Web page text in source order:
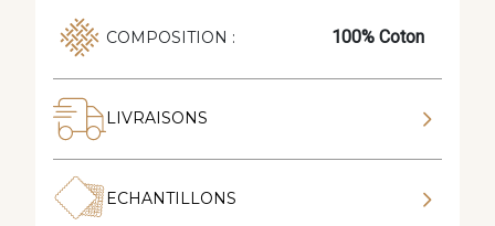
COMPOSITION : 100% Coton
LIVRAISONS
ECHANTILLONS